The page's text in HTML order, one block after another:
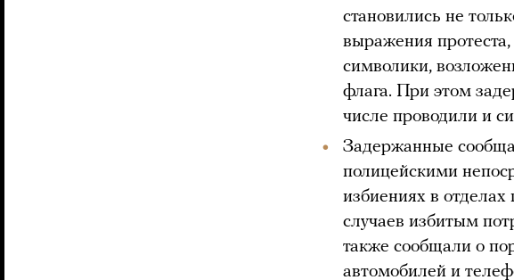
становились не
выражения
символики,
флага. При этом
числе проводили и
Задержанные
полицейскими
избиениях в
случаев избитым
также сообщали о
автомобилей и